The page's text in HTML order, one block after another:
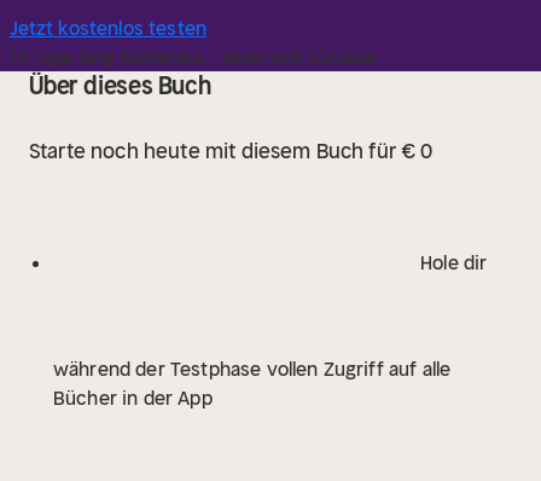
Jetzt kostenlos testen
14 Tage lang kostenlos · Jederzeit kündbar
Über dieses Buch
Starte noch heute mit diesem Buch für € 0
Hole dir
während der Testphase vollen Zugriff auf alle
Bücher in der App